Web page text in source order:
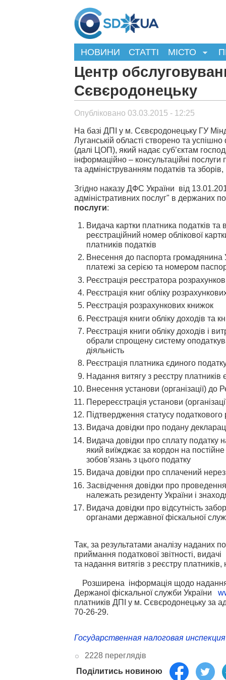
НОВИНИ СТАТТІ МІСТО
Центр
Сєвєродонецьку
Опубліковано 03.03.2015 - 12:25
На базі ДПІ у м. Сєвєродонецьку ГУ
Луганській області створено та
(далі ЦОП), який надає суб’єктам
інформаційно – консультаційні
та адмініструванням податків та
Згідно наказу ДФС України від
адміністративних послуг" в держаних
послуги:
Видача картки платника податків
реєстраційний номер облікової
платників податків
Внесення до паспорта громадянина
платежі за серією та номером
Реєстрація реєстратора
Реєстрація книг обліку
Реєстрація розрахункових книжок
Реєстрація книги обліку доходів та
Реєстрація книги обліку доходів і
обрали спрощену систему
діяльність
Реєстрація платника єдиного
Надання витягу з реєстру платників
Внесення установи (організації) до
Перереєстрація установи
Підтвердження статусу податкового
Видача довідки про подану
Видача довідки про сплату податку
який виїжджає за кордон на
зобов’язань з цього податку
Видача довідки про сплачений
Засвідчення довідки про
належать резиденту України і
Видача довідки про відсутність
органами державної фіскальної
Так, за результатами аналізу наданих
приймання податкової звітності,
та надання витягів з реєстру
Розширена інформація щодо надання
Держаної фіскальної служби України
платників ДПІ у м. Сєвєродонецьку за
70-26-29.
Государственная налоговая
2228 переглядів
Поділитись новиною